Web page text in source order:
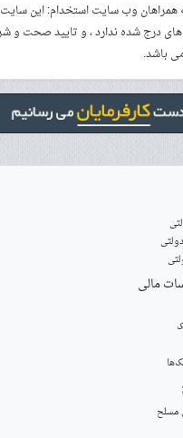
همراهان وب سایت استخدام: این
های درج شده ندارد ، و تایید صحت و
باشد.
مالی
مسلح